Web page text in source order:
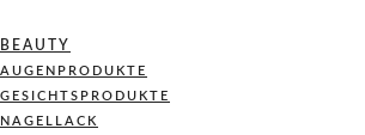
BEAUTY
AUGENPRODUKTE
GESICHTSPRODUKTE
NAGELLACK